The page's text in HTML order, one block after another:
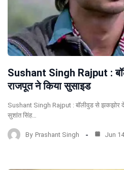
Sushant Singh Rajput :
राजपूत ने किया सुसाइड
Sushant Singh Rajput : बॉलीवुड से झकझोर
सुशांत सिंह…
By Prashant Singh Jun